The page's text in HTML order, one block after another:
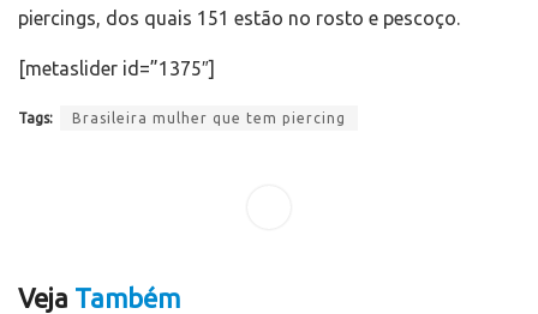
piercings, dos quais 151 estão no rosto e pescoço.
[metaslider id=”1375″]
Tags: Brasileira mulher que tem piercing
Veja Também